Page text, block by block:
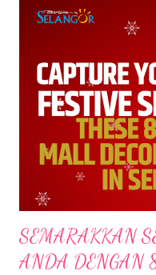
SEMARAKKAN
ANDA DENGAN